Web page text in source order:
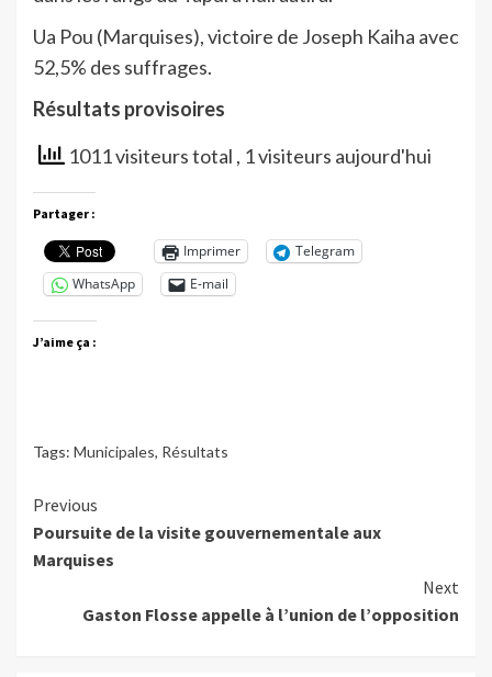
Ua Pou (Marquises), victoire de Joseph Kaiha avec
52,5% des suffrages.
Résultats provisoires
1011 visiteurs total , 1 visiteurs aujourd'hui
Partager :
Imprimer
Telegram
WhatsApp
E-mail
J’aime ça :
Tags: Municipales, Résultats
Continue
Reading
Previous
Poursuite de la visite gouvernementale aux
Marquises
Next
Gaston Flosse appelle à l’union de l’opposition